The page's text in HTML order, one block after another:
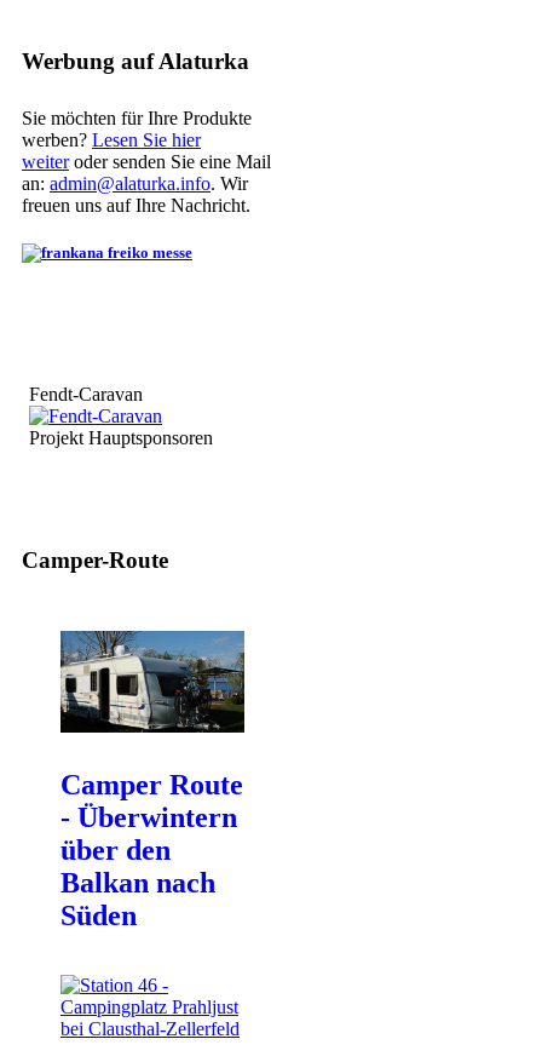
Werbung auf Alaturka
Sie möchten für Ihre Produkte
werben? Lesen Sie hier
weiteroder senden Sie eine Mail
an: admin@alaturka.info. Wir
freuen uns auf Ihre Nachricht.
Fendt-Caravan
Projekt Hauptsponsoren
Camper-Route
Camper Route
- Überwintern
über den
Balkan nach
Süden